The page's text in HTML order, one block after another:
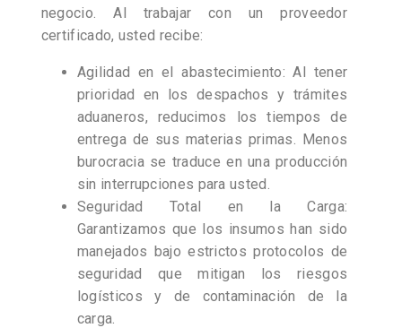
negocio. Al trabajar con un proveedor
certificado, usted recibe:
Agilidad en el abastecimiento: Al tener
prioridad en los despachos y trámites
aduaneros, reducimos los tiempos de
entrega de sus materias primas. Menos
burocracia se traduce en una producción
sin interrupciones para usted.
Seguridad Total en la Carga:
Garantizamos que los insumos han sido
manejados bajo estrictos protocolos de
seguridad que mitigan los riesgos
logísticos y de contaminación de la
carga.